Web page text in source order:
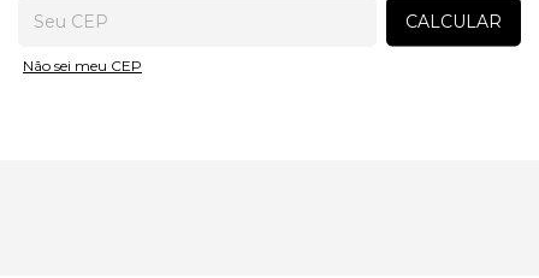
CALCULAR
Não sei meu CEP